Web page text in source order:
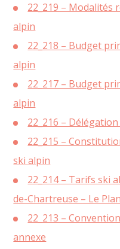
22_219 – Modalités
alpin
22_218 – Budget
alpin
22_217 – Budget
alpin
22_216 –
22_215 –
ski alpin
22_214 – Tarifs ski
de-Chartreuse – Le
22_213 –
annexe